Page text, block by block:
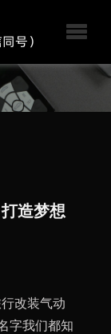
造梦想
改装气动
字我们都知